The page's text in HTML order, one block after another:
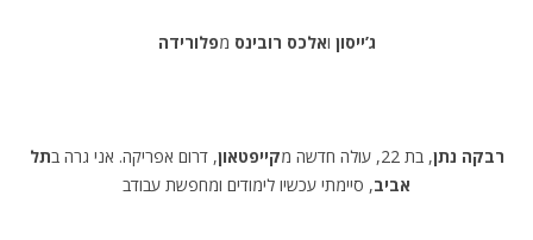
ג’ייסון ואלכס רובינס מפלורידה
רבקה נתן, בת 22, עולה חדשה מ קייפטאון, דרום אפריקה. אני גרה בתל
אביב, סיימתי עכשיו לימודים ומחפשת עבודב